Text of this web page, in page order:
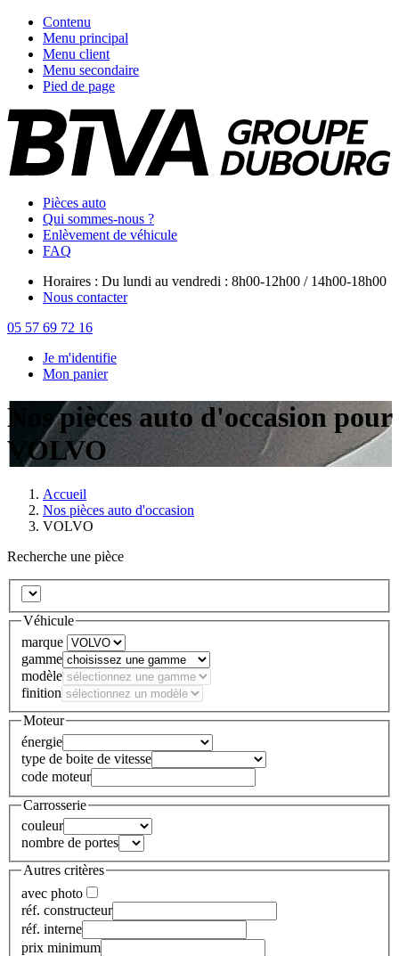
Contenu
Menu principal
Menu client
Menu secondaire
Pied de page
Pièces auto
Qui sommes-nous ?
Enlèvement de véhicule
FAQ
Horaires : Du lundi au vendredi : 8h00-12h00 / 14h00-18h00
Nous contacter
05 57 69 72 16
Je m'identifie
Mon panier
Nos pièces auto d'occasion pour
VOLVO
Accueil
Nos pièces auto d'occasion
VOLVO
Recherche une pièce
Véhicule
marque
gamme
modèle
finition
Moteur
énergie
type de boite de vitesse
code moteur
Carrosserie
couleur
nombre de portes
Autres critères
avec photo
réf. constructeur
réf. interne
prix minimum